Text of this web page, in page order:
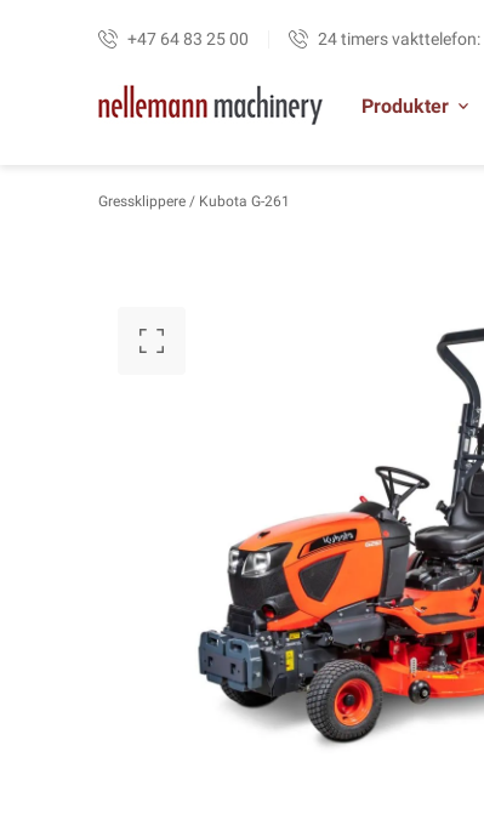
+47 64 83 25 00 24 timers vakttelefon:
Produkter
Gressklippere/ Kubota G-261